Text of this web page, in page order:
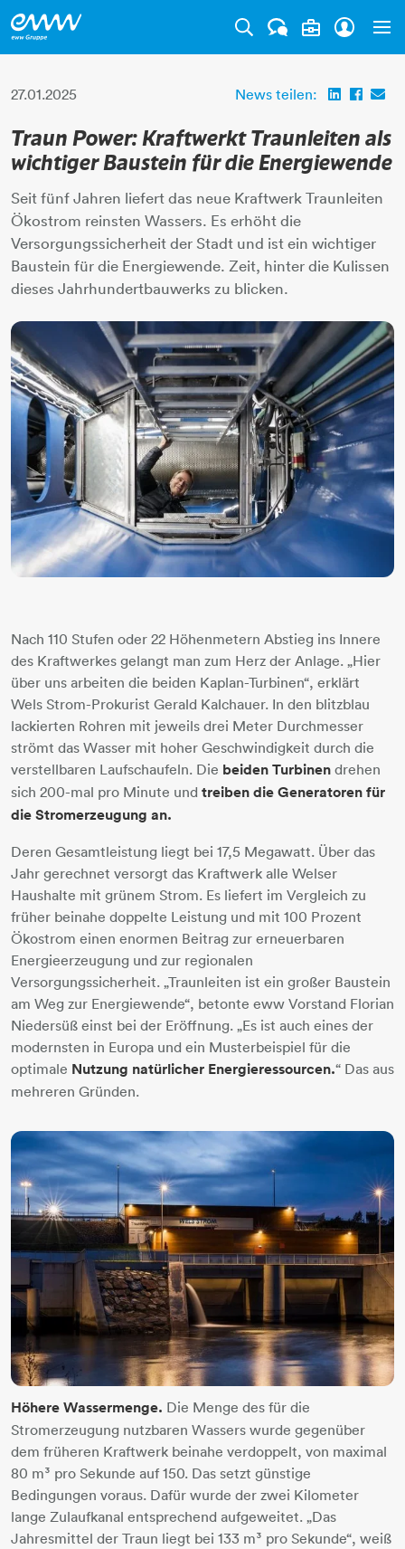
27.01.2025 News teilen:
Traun Power: Kraftwerkt Traunleiten als
wichtiger Baustein für die Energiewende
Seit fünf Jahren liefert das neue Kraftwerk Traunleiten
Ökostrom reinsten Wassers. Es erhöht die
Versorgungssicherheit der Stadt und ist ein wichtiger
Baustein für die Energiewende. Zeit, hinter die Kulissen
dieses Jahrhundertbauwerks zu blicken.
Nach 110 Stufen oder 22 Höhenmetern Abstieg ins Innere
des Kraftwerkes gelangt man zum Herz der Anlage. „Hier
über uns arbeiten die beiden Kaplan-Turbinen“, erklärt
Wels Strom-Prokurist Gerald Kalchauer. In den blitzblau
lackierten Rohren mit jeweils drei Meter Durchmesser
strömt das Wasser mit hoher Geschwindigkeit durch die
verstellbaren Laufschaufeln. Die beiden Turbinen drehen
sich 200-mal pro Minute und treiben die Generatoren für
die Stromerzeugung an.
Deren Gesamtleistung liegt bei 17,5 Megawatt. Über das
Jahr gerechnet versorgt das Kraftwerk alle Welser
Haushalte mit grünem Strom. Es liefert im Vergleich zu
früher beinahe doppelte Leistung und mit 100 Prozent
Ökostrom einen enormen Beitrag zur erneuerbaren
Energieerzeugung und zur regionalen
Versorgungssicherheit. „Traunleiten ist ein großer Baustein
am Weg zur Energiewende“, betonte eww Vorstand Florian
Niedersüß einst bei der Eröffnung. „Es ist auch eines der
modernsten in Europa und ein Musterbeispiel für die
optimale Nutzung natürlicher Energieressourcen.“ Das aus
mehreren Gründen.
Höhere Wassermenge. Die Menge des für die
Stromerzeugung nutzbaren Wassers wurde gegenüber
dem früheren Kraftwerk beinahe verdoppelt, von maximal
80 m³ pro Sekunde auf 150. Das setzt günstige
Bedingungen voraus. Dafür wurde der zwei Kilometer
lange Zulaufkanal entsprechend aufgeweitet. „Das
Jahresmittel der Traun liegt bei 133 m³ pro Sekunde“, weiß